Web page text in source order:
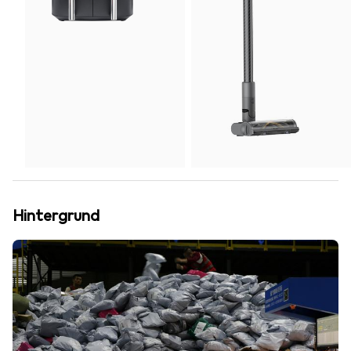
Hintergrund